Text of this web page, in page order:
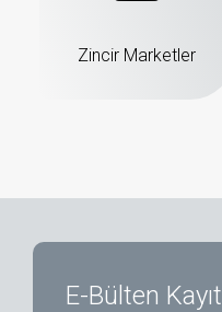
Zincir Marketler
E-Bülten Kayıt